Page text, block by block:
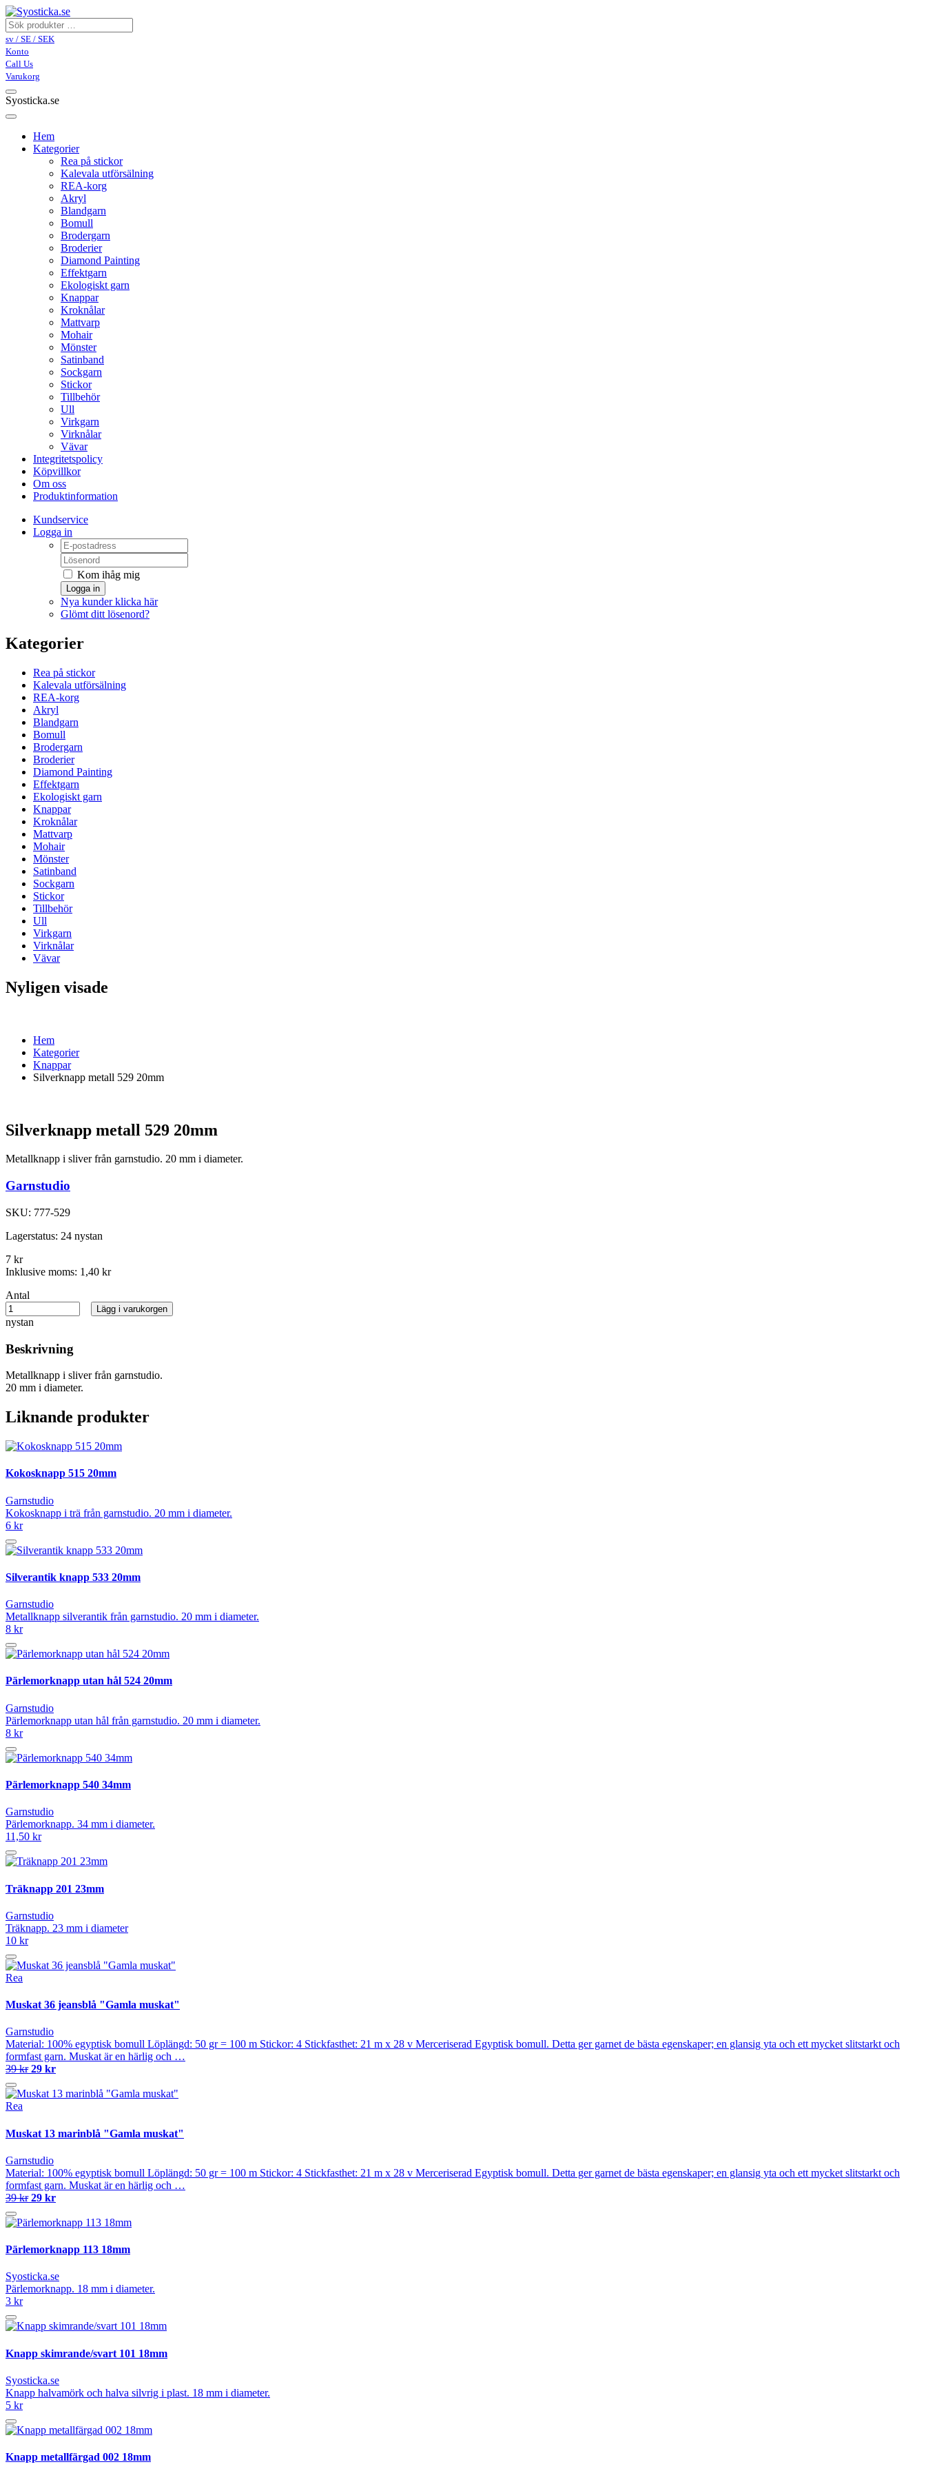
sv / SE / SEK
Konto
Call Us
Varukorg
Syosticka.se
Hem
Kategorier
Rea på stickor
Kalevala utförsälning
REA-korg
Akryl
Blandgarn
Bomull
Brodergarn
Broderier
Diamond Painting
Effektgarn
Ekologiskt garn
Knappar
Kroknålar
Mattvarp
Mohair
Mönster
Satinband
Sockgarn
Stickor
Tillbehör
Ull
Virkgarn
Virknålar
Vävar
Integritetspolicy
Köpvillkor
Om oss
Produktinformation
Kundservice
Logga in
Kom ihåg mig
Logga in
Nya kunder klicka här
Glömt ditt lösenord?
Kategorier
Rea på stickor
Kalevala utförsälning
REA-korg
Akryl
Blandgarn
Bomull
Brodergarn
Broderier
Diamond Painting
Effektgarn
Ekologiskt garn
Knappar
Kroknålar
Mattvarp
Mohair
Mönster
Satinband
Sockgarn
Stickor
Tillbehör
Ull
Virkgarn
Virknålar
Vävar
Nyligen visade
Hem
Kategorier
Knappar
Silverknapp metall 529 20mm
Silverknapp metall 529 20mm
Metallknapp i sliver från garnstudio. 20 mm i diameter.
Garnstudio
SKU: 777-529
Lagerstatus: 24 nystan
7 kr
Inklusive moms: 1,40 kr
Antal
nystan
Lägg i varukorgen
Beskrivning
Metallknapp i sliver från garnstudio.
20 mm i diameter.
Liknande produkter
Kokosknapp 515 20mm
Garnstudio
Kokosknapp i trä från garnstudio. 20 mm i diameter.
6 kr
Silverantik knapp 533 20mm
Garnstudio
Metallknapp silverantik från garnstudio. 20 mm i diameter.
8 kr
Pärlemorknapp utan hål 524 20mm
Garnstudio
Pärlemorknapp utan hål från garnstudio. 20 mm i diameter.
8 kr
Pärlemorknapp 540 34mm
Garnstudio
Pärlemorknapp. 34 mm i diameter.
11,50 kr
Träknapp 201 23mm
Garnstudio
Träknapp. 23 mm i diameter
10 kr
Rea
Muskat 36 jeansblå "Gamla muskat"
Garnstudio
Material: 100% egyptisk bomull Löplängd: 50 gr = 100 m Stickor: 4 Stickfasthet: 21 m x 28 v Merceriserad Egyptisk bomull. Detta ger garnet de bästa egenskaper; en glansig yta och ett mycket slitstarkt och
formfast garn. Muskat är en härlig och …
39 kr 29 kr
Rea
Muskat 13 marinblå "Gamla muskat"
Garnstudio
Material: 100% egyptisk bomull Löplängd: 50 gr = 100 m Stickor: 4 Stickfasthet: 21 m x 28 v Merceriserad Egyptisk bomull. Detta ger garnet de bästa egenskaper; en glansig yta och ett mycket slitstarkt och
formfast garn. Muskat är en härlig och …
39 kr 29 kr
Pärlemorknapp 113 18mm
Syosticka.se
Pärlemorknapp. 18 mm i diameter.
3 kr
Knapp skimrande/svart 101 18mm
Syosticka.se
Knapp halvamörk och halva silvrig i plast. 18 mm i diameter.
5 kr
Knapp metallfärgad 002 18mm